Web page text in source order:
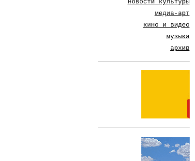
новости культуры
медиа-арт
кино и видео
музыка
архив